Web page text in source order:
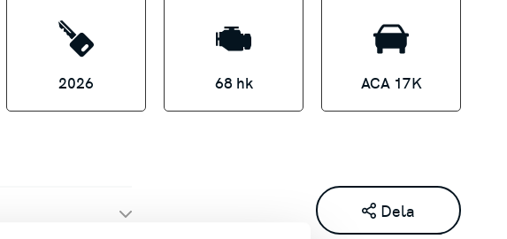
2026 68 hk ACA 17K
Dela